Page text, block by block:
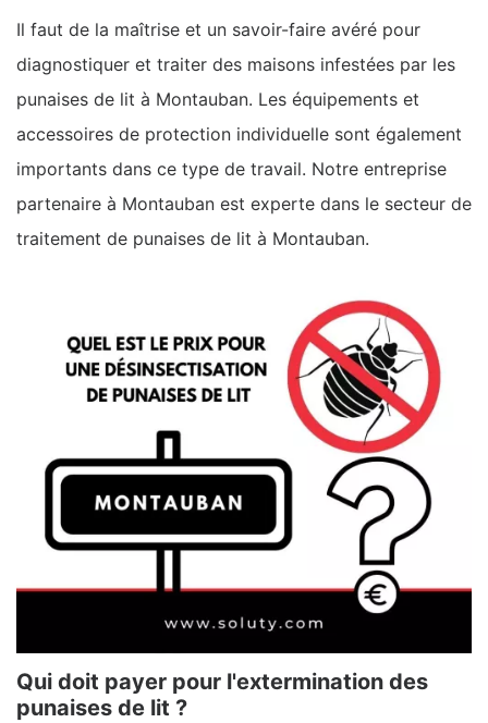
Il faut de la maîtrise et un savoir-faire avéré pour
diagnostiquer et traiter des maisons infestées par les
punaises de lit à Montauban. Les équipements et
accessoires de protection individuelle sont également
importants dans ce type de travail. Notre entreprise
partenaire à Montauban est experte dans le secteur de
traitement de punaises de lit à Montauban.
Qui doit payer pour l'extermination des
punaises de lit ?